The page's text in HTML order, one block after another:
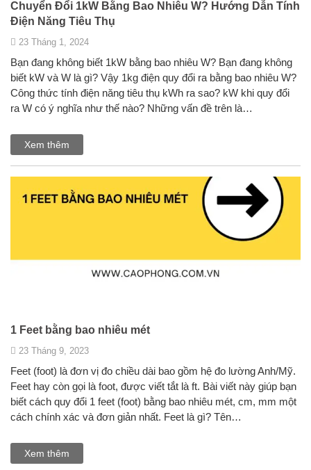
Chuyển Đổi 1kW Bằng Bao Nhiêu W? Hướng Dẫn Tính
Điện Năng Tiêu Thụ
23 Tháng 1, 2024
Bạn đang không biết 1kW bằng bao nhiêu W? Bạn đang không
biết kW và W là gì? Vậy 1kg điện quy đổi ra bằng bao nhiêu W?
Công thức tính điện năng tiêu thụ kWh ra sao? kW khi quy đổi
ra W có ý nghĩa như thế nào? Những vấn đề trên là…
Xem thêm
1 Feet bằng bao nhiêu mét
23 Tháng 9, 2023
Feet (foot) là đơn vị đo chiều dài bao gồm hệ đo lường Anh/Mỹ.
Feet hay còn gọi là foot, được viết tắt là ft. Bài viết này giúp bạn
biết cách quy đổi 1 feet (foot) bằng bao nhiêu mét, cm, mm một
cách chính xác và đơn giản nhất. Feet là gì? Tên…
Xem thêm